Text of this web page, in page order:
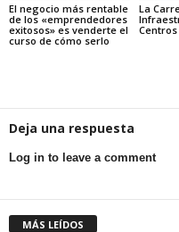
El negocio más rentable
de los «emprendedores
exitosos» es venderte el
curso de cómo serlo
La
Deja una respuesta
Log in to leave a comment
MÁS LEÍDOS